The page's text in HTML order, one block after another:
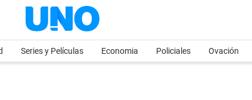
Series y Películas Economia Policiales Ovación